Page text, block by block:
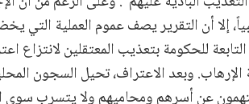
إلا أن التقرير يصف عموم العملية التي
للحكومة بتعذيب المعتقلين لانتزاع
وبعد الاعتراف، تحيل السجون
عن أسرهم ومحاميهم ولا يتسرب سوى